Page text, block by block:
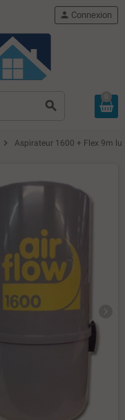
search
person Connexion
chevron_right Aspirateur 1600 + Flex 9m